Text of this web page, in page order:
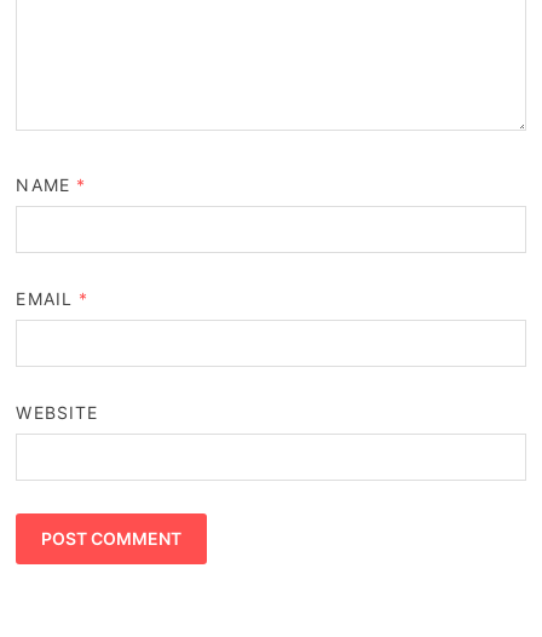
NAME *
EMAIL *
WEBSITE